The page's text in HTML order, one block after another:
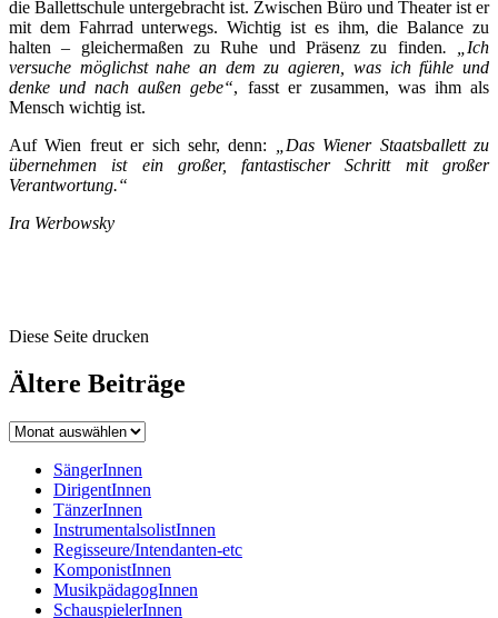
die Ballettschule untergebracht ist. Zwischen Büro und Theater ist er
mit dem Fahrrad unterwegs. Wichtig ist es ihm, die Balance zu
halten – gleichermaßen zu Ruhe und Präsenz zu finden. „Ich
versuche möglichst nahe an dem zu agieren, was ich fühle und
denke und nach außen gebe“, fasst er zusammen, was ihm als
Mensch wichtig ist.
Auf Wien freut er sich sehr, denn:
„Das Wiener Staatsballett zu
übernehmen ist ein großer, fantastischer Schritt mit großer
Verantwortung.“
Ira Werbowsky
Diese Seite drucken
Ältere Beiträge
SängerInnen
DirigentInnen
TänzerInnen
InstrumentalsolistInnen
Regisseure/Intendanten-etc
KomponistInnen
MusikpädagogInnen
SchauspielerInnen